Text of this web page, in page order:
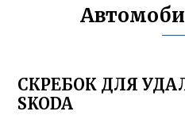
СКРЕБОК ДЛЯ
SKODA